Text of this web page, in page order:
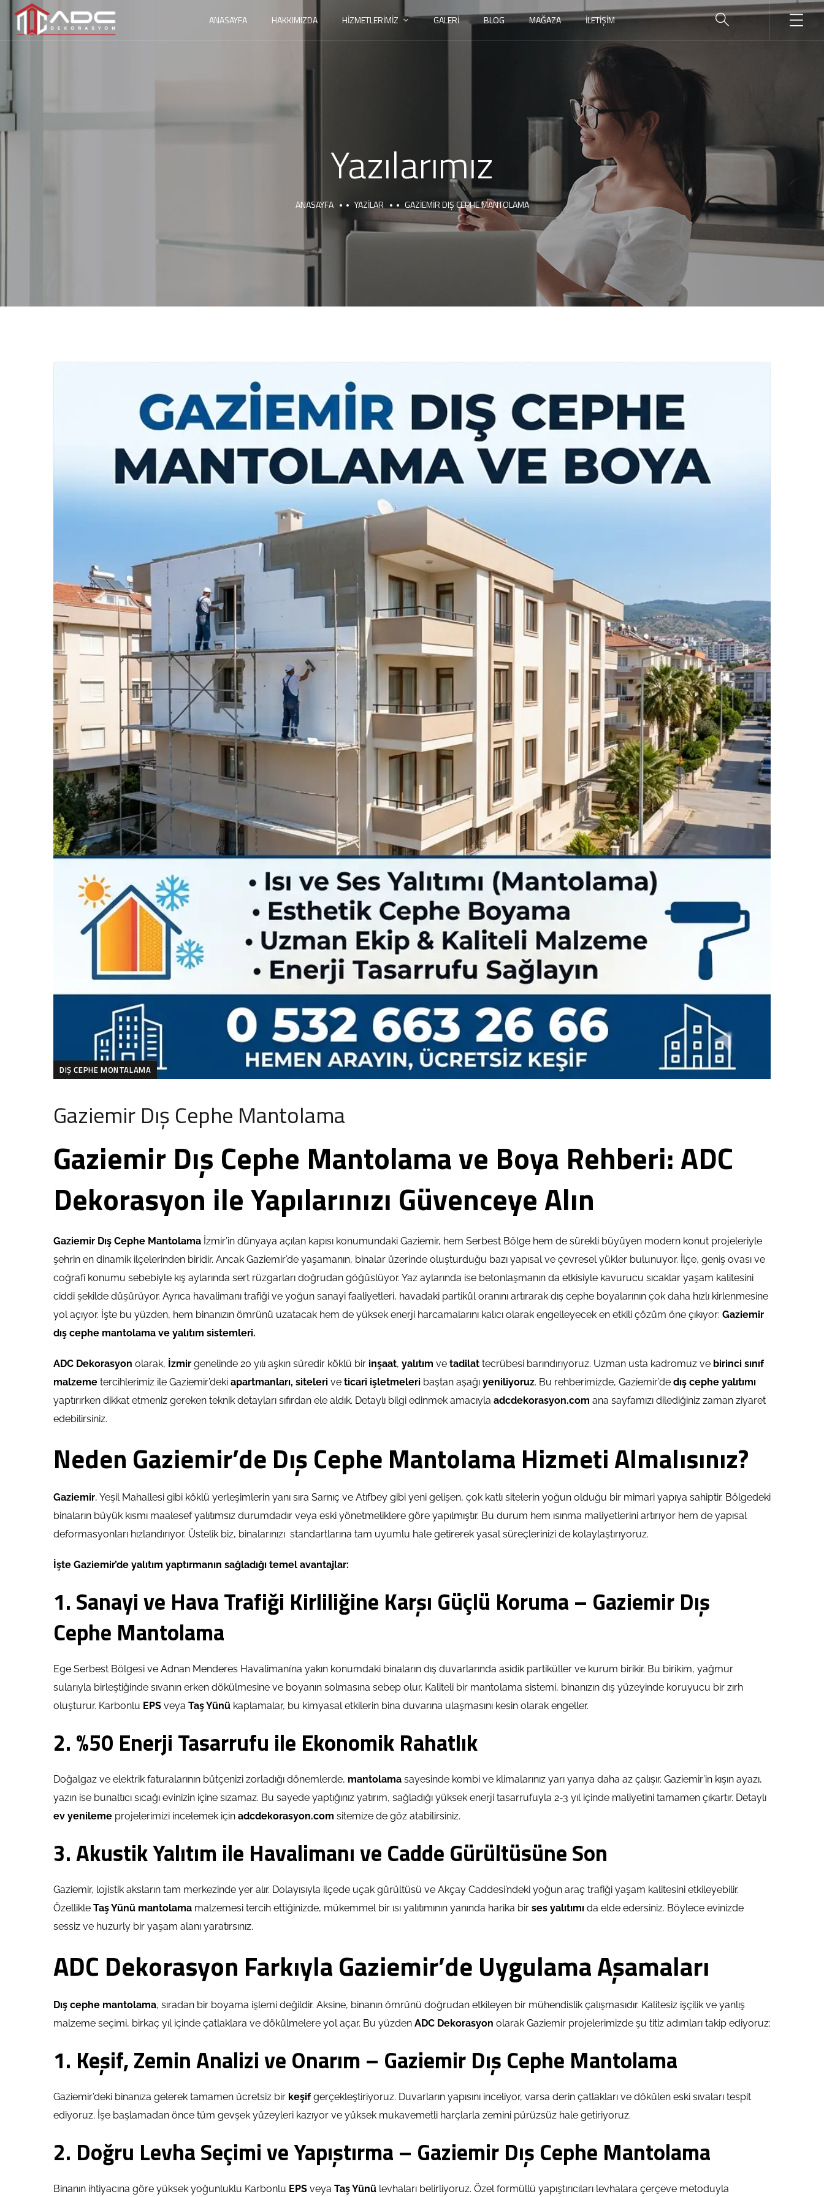
ANASAYFA HAKKIMIZDA HIZMETLERIMIZ GALERI BLOG MAĞAZA İLETIŞIM
Yazılarımız
ANASAYFA YAZILAR GAZIEMIR DIŞ CEPHE MANTOLAMA
DIŞ CEPHE MONTALAMA
Gaziemir Dış Cephe Mantolama
Gaziemir Dış Cephe Mantolama ve Boya Rehberi: ADC
Dekorasyon ile Yapılarınızı Güvenceye Alın
Gaziemir Dış Cephe Mantolama İzmir’in dünyaya açılan kapısı konumundaki Gaziemir, hem Serbest Bölge hem de sürekli büyüyen modern konut projeleriyle
şehrin en dinamik ilçelerinden biridir. Ancak Gaziemir’de yaşamanın, binalar üzerinde oluşturduğu bazı yapısal ve çevresel yükler bulunuyor. İlçe, geniş ovası ve
coğrafi konumu sebebiyle kış aylarında sert rüzgarları doğrudan göğüslüyor. Yaz aylarında ise betonlaşmanın da etkisiyle kavurucu sıcaklar yaşam kalitesini
ciddi şekilde düşürüyor. Ayrıca havalimanı trafiği ve yoğun sanayi faaliyetleri, havadaki partikül oranını artırarak dış cephe boyalarının çok daha hızlı kirlenmesine
yol açıyor. İşte bu yüzden, hem binanızın ömrünü uzatacak hem de yüksek enerji harcamalarını kalıcı olarak engelleyecek en etkili çözüm öne çıkıyor: Gaziemir
dış cephe mantolama ve yalıtım sistemleri.
ADC Dekorasyon olarak, İzmir genelinde 20 yılı aşkın süredir köklü bir inşaat, yalıtım ve tadilat tecrübesi barındırıyoruz. Uzman usta kadromuz ve birinci sınıf
malzeme tercihlerimiz ile Gaziemir’deki apartmanları, siteleri ve ticari işletmeleri baştan aşağı yeniliyoruz. Bu rehberimizde, Gaziemir’de dış cephe yalıtımı
yaptırırken dikkat etmeniz gereken teknik detayları sıfırdan ele aldık. Detaylı bilgi edinmek amacıyla adcdekorasyon.com ana sayfamızı dilediğiniz zaman ziyaret
edebilirsiniz.
Neden Gaziemir’de Dış Cephe Mantolama Hizmeti Almalısınız?
Gaziemir, Yeşil Mahallesi gibi köklü yerleşimlerin yanı sıra Sarnıç ve Atıfbey gibi yeni gelişen, çok katlı sitelerin yoğun olduğu bir mimari yapıya sahiptir. Bölgedeki
binaların büyük kısmı maalesef yalıtımsız durumdadır veya eski yönetmeliklere göre yapılmıştır. Bu durum hem ısınma maliyetlerini artırıyor hem de yapısal
deformasyonları hızlandırıyor. Üstelik biz, binalarınızı standartlarına tam uyumlu hale getirerek yasal süreçlerinizi de kolaylaştırıyoruz.
İşte Gaziemir’de yalıtım yaptırmanın sağladığı temel avantajlar:
1. Sanayi ve Hava Trafiği Kirliliğine Karşı Güçlü Koruma – Gaziemir Dış
Cephe Mantolama
Ege Serbest Bölgesi ve Adnan Menderes Havalimanı’na yakın konumdaki binaların dış duvarlarında asidik partiküller ve kurum birikir. Bu birikim, yağmur
sularıyla birleştiğinde sıvanın erken dökülmesine ve boyanın solmasına sebep olur. Kaliteli bir mantolama sistemi, binanızın dış yüzeyinde koruyucu bir zırh
oluşturur. Karbonlu EPS veya Taş Yünü kaplamalar, bu kimyasal etkilerin bina duvarına ulaşmasını kesin olarak engeller.
2. %50 Enerji Tasarrufu ile Ekonomik Rahatlık
Doğalgaz ve elektrik faturalarının bütçenizi zorladığı dönemlerde, mantolama sayesinde kombi ve klimalarınız yarı yarıya daha az çalışır. Gaziemir’in kışın ayazı,
yazın ise bunaltıcı sıcağı evinizin içine sızamaz. Bu sayede yaptığınız yatırım, sağladığı yüksek enerji tasarrufuyla 2-3 yıl içinde maliyetini tamamen çıkartır. Detaylı
ev yenileme projelerimizi incelemek için adcdekorasyon.com sitemize de göz atabilirsiniz.
3. Akustik Yalıtım ile Havalimanı ve Cadde Gürültüsüne Son
Gaziemir, lojistik aksların tam merkezinde yer alır. Dolayısıyla ilçede uçak gürültüsü ve Akçay Caddesi’ndeki yoğun araç trafiği yaşam kalitesini etkileyebilir.
Özellikle Taş Yünü mantolama malzemesi tercih ettiğinizde, mükemmel bir ısı yalıtımının yanında harika bir ses yalıtımı da elde edersiniz. Böylece evinizde
sessiz ve huzurly bir yaşam alanı yaratırsınız.
ADC Dekorasyon Farkıyla Gaziemir’de Uygulama Aşamaları
Dış cephe mantolama, sıradan bir boyama işlemi değildir. Aksine, binanın ömrünü doğrudan etkileyen bir mühendislik çalışmasıdır. Kalitesiz işçilik ve yanlış
malzeme seçimi, birkaç yıl içinde çatlaklara ve dökülmelere yol açar. Bu yüzden ADC Dekorasyon olarak Gaziemir projelerimizde şu titiz adımları takip ediyoruz:
1. Keşif, Zemin Analizi ve Onarım – Gaziemir Dış Cephe Mantolama
Gaziemir’deki binanıza gelerek tamamen ücretsiz bir keşifgerçekleştiriyoruz. Duvarların yapısını inceliyor, varsa derin çatlakları ve dökülen eski sıvaları tespit
ediyoruz. İşe başlamadan önce tüm gevşek yüzeyleri kazıyor ve yüksek mukavemetli harçlarla zemini pürüzsüz hale getiriyoruz.
2. Doğru Levha Seçimi ve Yapıştırma – Gaziemir Dış Cephe Mantolama
Binanın ihtiyacına göre yüksek yoğunluklu Karbonlu EPS veya Taş Yünü levhaları belirliyoruz. Özel formüllü yapıştırıcıları levhalara çerçeve metoduyla